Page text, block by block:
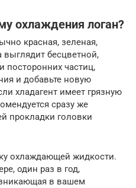
охлаждения логан?
красная, зеленая,
бесцветной,
посторонних частиц,
и добавьте новую
хладагент имеет грязную
сразу же
прокладки головки
охлаждающей жидкости.
один раз в год,
в вашем